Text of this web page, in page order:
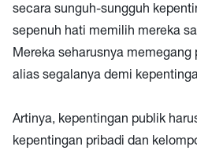
secara sunguh-sungguh
sepenuh hati memilih mereka
Mereka seharusnya memegang
alias segalanya demi
Artinya, kepentingan publik
kepentingan pribadi dan